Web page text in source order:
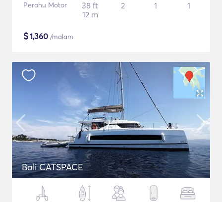
Perahu Motor
38 ft
12 m
2 1 1
$1,360 /malam
Bali CATSPACE